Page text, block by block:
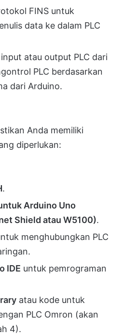
FINS untuk
data ke dalam PLC
atau output PLC dari
PLC berdasarkan
dari Arduino.
Anda memiliki
diperlukan:
.
Arduino Uno
Shield atau W5100).
menghubungkan PLC
IDE untuk pemrograman
atau kode untuk
PLC Omron (akan
4).